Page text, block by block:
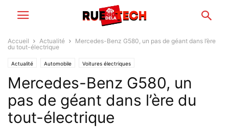
Accueil Actualité
Mercedes-Benz G580, un pas de géant dans l’ère
du tout-électrique
Actualité Automobile Voitures électriques
Mercedes-Benz G580, un
pas de géant dans l’ère du
tout-électrique